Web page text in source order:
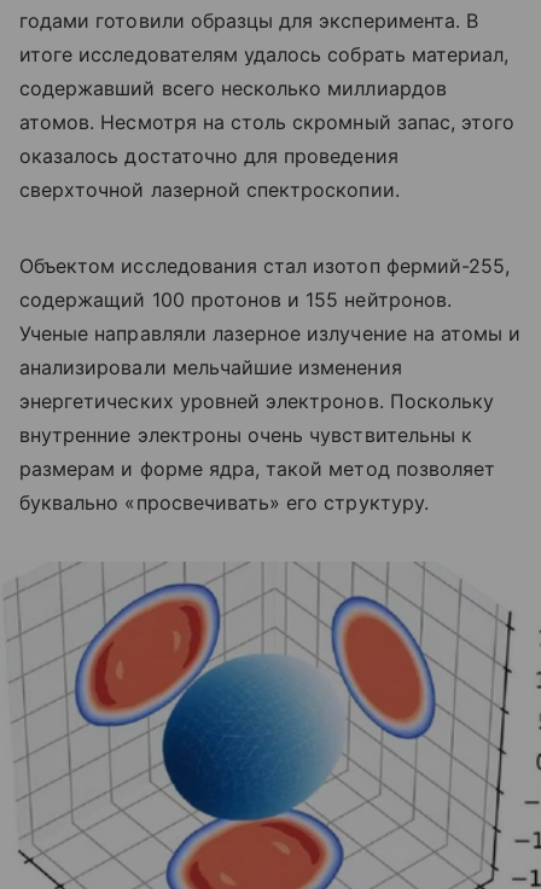
годами готовили образцы для эксперимента. В
итоге исследователям удалось собрать материал,
содержавший всего несколько миллиардов
атомов. Несмотря на столь скромный запас, этого
оказалось достаточно для проведения
сверхточной лазерной спектроскопии.
Объектом исследования стал изотоп фермий-255,
содержащий 100 протонов и 155 нейтронов.
Ученые направляли лазерное излучение на атомы и
анализировали мельчайшие изменения
энергетических уровней электронов. Поскольку
внутренние электроны очень чувствительны к
размерам и форме ядра, такой метод позволяет
буквально «просвечивать» его структуру.